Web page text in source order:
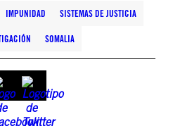
IMPUNIDAD SISTEMAS DE JUSTICIA
SOMALIA